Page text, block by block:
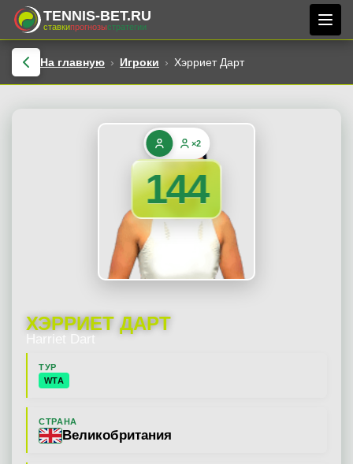
TENNIS-BET.RU
ставкипрогнозыстратегии
На главную Игроки Хэрриет Дарт
ХЭРРИЕТ ДАРТ
Harriet Dart
ТУР
WTA
СТРАНА
Великобритания
×2
144